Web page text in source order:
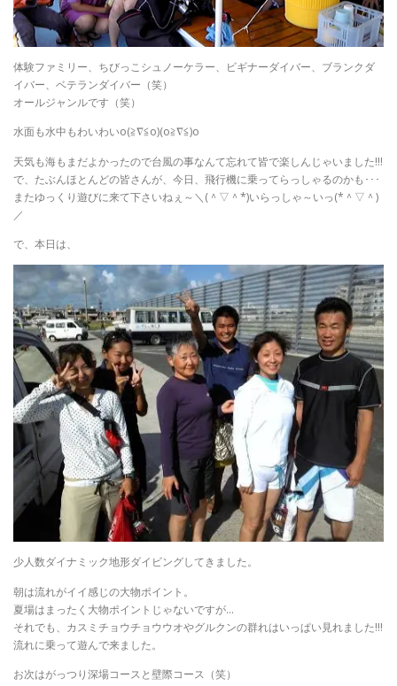
体験ファミリー、ちびっこシュノーケラー、ビギナーダイバー、ブランクダ
イバー、ベテランダイバー（笑）
オールジャンルです（笑）
水面も水中もわいわいo(≧∇≦o)(o≧∇≦)o
天気も海もまだよかったので台風の事なんて忘れて皆で楽しんじゃいました!!!
で、たぶんほとんどの皆さんが、今日、飛行機に乗ってらっしゃるのかも･･･
またゆっくり遊びに来て下さいねぇ～＼(＾▽＾*)いらっしゃ～いっ(*＾▽＾)
／
で、本日は、
少人数ダイナミック地形ダイビングしてきました。
朝は流れがイイ感じの大物ポイント。
夏場はまったく大物ポイントじゃないですが…
それでも、カスミチョウチョウウオやグルクンの群れはいっぱい見れました!!!
流れに乗って遊んで来ました。
お次はがっつり深場コースと壁際コース（笑）